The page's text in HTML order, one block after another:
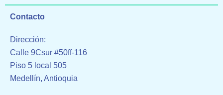
Contacto
Dirección:
Calle 9Csur #50ff-116
Piso 5 local 505
Medellín, Antioquia